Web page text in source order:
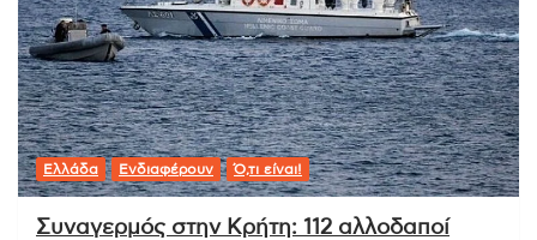
Ελλάδα Ενδιαφέρουν Ό,τι είναι!
Συναγερμός στην Κρήτη: 112 αλλοδαποί